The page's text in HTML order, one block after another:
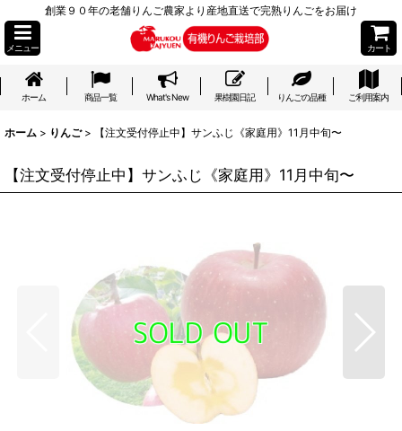
創業９０年の老舗りんご農家より産地直送で完熟りんごをお届け
メニュー カート
ホーム 商品一覧 What's New 果樹園日記 りんごの品種 ご利用案内
ホーム > りんご > 【注文受付停止中】サンふじ《家庭用》11月中旬〜
【注文受付停止中】サンふじ《家庭用》11月中旬〜